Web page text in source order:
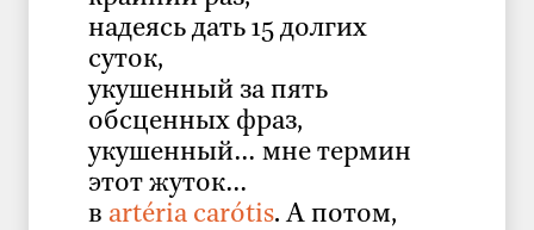
надеясь дать 15 долгих
суток,
укушенный за пять
обсценных фраз,
укушенный… мне термин
этот жуток…
в artéria carótis. А потом,